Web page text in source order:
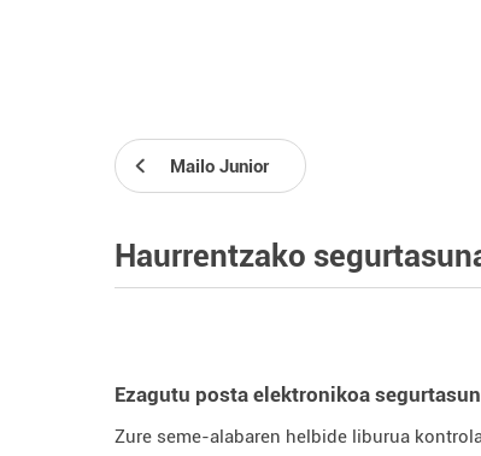
Mailo Junior
Haurrentzako
Ezagutu posta elektronikoa
Zure seme-alabaren helbide liburua